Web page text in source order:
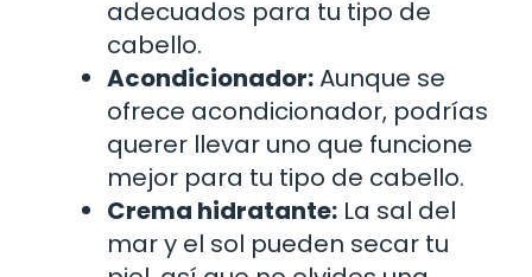
adecuados para tu tipo de
cabello.
Acondicionador:Aunque se
ofrece acondicionador, podrías
querer llevar uno que funcione
mejor para tu tipo de cabello.
Crema hidratante: La sal del
mar y el sol pueden secar tu